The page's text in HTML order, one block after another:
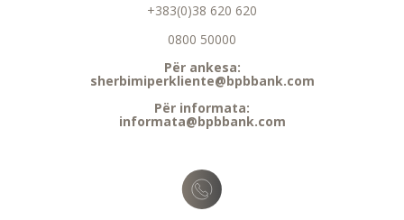
+383(0)38 620 620
0800 50000
Për ankesa:
sherbimiperkliente@bpbbank.com
Për informata:
informata@bpbbank.com